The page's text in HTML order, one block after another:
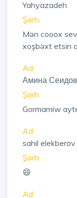
Yahyazadeh
Şərh:
Mən cooox
xoşbəxt etsin
Ad:
Амина
Şərh:
Gormamiw
Ad:
sahil elekberov
Şərh:
😄
Ad: